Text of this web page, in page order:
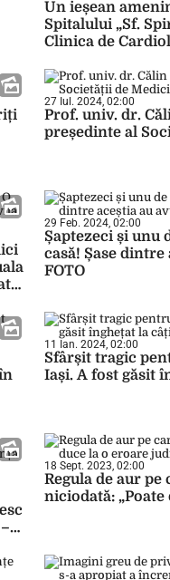
Un ieșean
Spitalului „Sf.
Clinica de
27 Iul. 2024, 02:00
Prof. univ. dr.
președinte al
29 Feb. 2024, 02:00
Șaptezeci și unu
casă! Șase
FOTO
11 Ian. 2024, 02:00
Sfârșit tragic
Iași. A fost găsit
18 Sept. 2023, 02:00
Regula de aur
niciodată: